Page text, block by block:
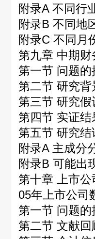
附录A 不同行
附录B 不同地
附录C 不同月
第九章 中期
第一节 问题的
第二节 研究
第三节 研究
第四节 实证结
第五节 研究
附录A 主成分
附录B 可能出
第十章 上市
05年上市公司
第一节 问题的
第二节 文献回